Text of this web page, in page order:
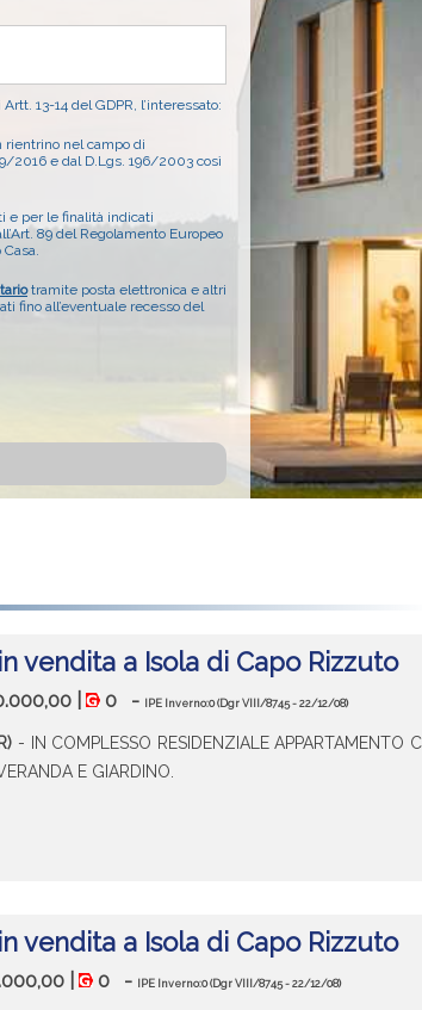
13-14 del GDPR, l’interessato:
rientrino nel campo di
2016 e dal D.Lgs. 196/2003 così
e per le finalità indicati
89 del Regolamento Europeo
tramite posta elettronica e altri
fino all’eventuale recesso del
vendita a Isola di Capo Rizzuto
| 0 - IPE Inverno:0(Dgr VIII/8745 - 22/12/08)
- IN COMPLESSO RESIDENZIALE APPARTAMENTO
E GIARDINO.
vendita a Isola di Capo Rizzuto
| 0 - IPE Inverno:0(Dgr VIII/8745 - 22/12/08)